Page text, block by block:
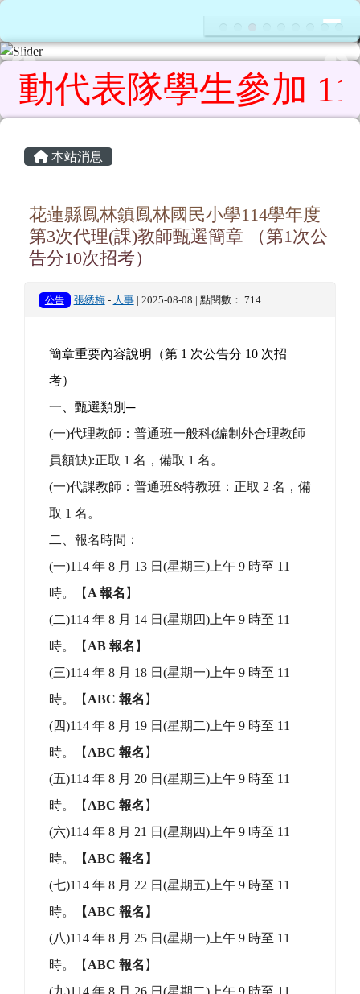
跳至主內容區
花蓮縣鳳林鎮鳳林國民小學
導覽列
代表隊學生參加
主內容區域
本站消息
花蓮縣鳳林鎮鳳林國民小學114學年度
第3次代理(課)教師甄選簡章 （第1次公
告分10次招考）
公告 張綉梅-人事 | 2025-08-08 | 點閱數： 714
簡章重要內容說明（第 1 次公告分 10 次招
考）
一、甄選類別─
(一)代理教師 ：普通班一般科(編制外合理教師
員額缺):正取 1 名，備取 1 名。
(一)代課教師：普通班&特教班：正取 2 名，備
取 1 名。
二、報名時間：
(一)114 年 8 月 13 日(星期三)上午 9 時至 11
時。 【A 報名】
(二)114 年 8 月 14 日(星期四)上午 9 時至 11
時。 【AB 報名 】
頁尾區域